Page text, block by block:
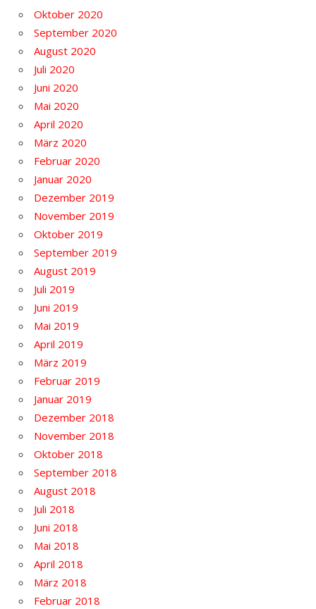
Oktober 2020
September 2020
August 2020
Juli 2020
Juni 2020
Mai 2020
April 2020
März 2020
Februar 2020
Januar 2020
Dezember 2019
November 2019
Oktober 2019
September 2019
August 2019
Juli 2019
Juni 2019
Mai 2019
April 2019
März 2019
Februar 2019
Januar 2019
Dezember 2018
November 2018
Oktober 2018
September 2018
August 2018
Juli 2018
Juni 2018
Mai 2018
April 2018
März 2018
Februar 2018